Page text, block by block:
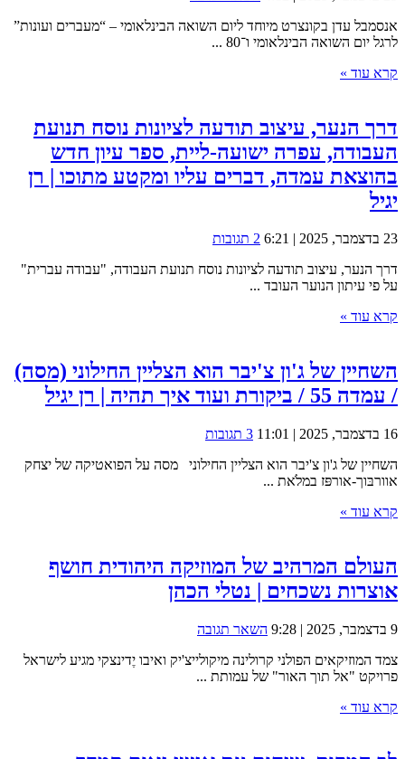
אנסמבל עדן בקונצרט מיוחד ליום השואה הבינלאומי – “מעברים ועונות”
לרגל יום השואה הבינלאומי ו־80 ...
קרא עוד »
דרך הנער, עיצוב תודעה לציונות נוסח תנועת
העבודה, עפרה ישועה-ליית, ספר עיון חדש
בהוצאת עמדה, דברים עליו ומקטע מתוכו | רן
יגיל
23 בדצמבר, 2025 | 6:21
2 תגובות
דרך הנער, עיצוב תודעה לציונות נוסח תנועת העבודה, "עבודה עברית"
על פי עיתון הנוער העובד ...
קרא עוד »
השחיין של ג'ון צ'יבר הוא הצליין החילוני (מסה)
/ עמדה 55 / ביקורת ועוד איך תהיה | רן יגיל
16 בדצמבר, 2025 | 11:01
3 תגובות
השחיין של ג'ון צ'יבר הוא הצליין החילוני מסה על הפואטיקה של יצחק
אוורבּוך-אורפּז במלֹאת ...
קרא עוד »
העולם המרהיב של המוזיקה היהודית חושף
אוצרות נשכחים | נטלי הכהן
9 בדצמבר, 2025 | 9:28
השאר תגובה
צמד המוזיקאים הפולני קרולינה מיקולייצ'יק ואיבו יֶדינצקי מגיע לישראל
פרויקט "אל תוך האור" של עמותת ...
קרא עוד »